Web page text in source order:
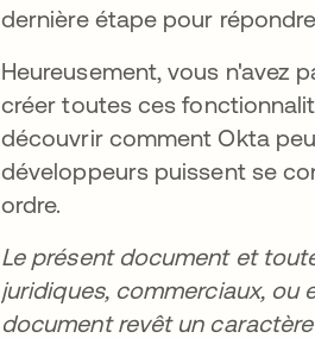
dernière étape pour
Heureusement, vous n'avez
créer toutes ces
découvrir comment Okta
développeurs puissent se
ordre.
Le présent document et
juridiques, commerciaux, ou
document revêt un